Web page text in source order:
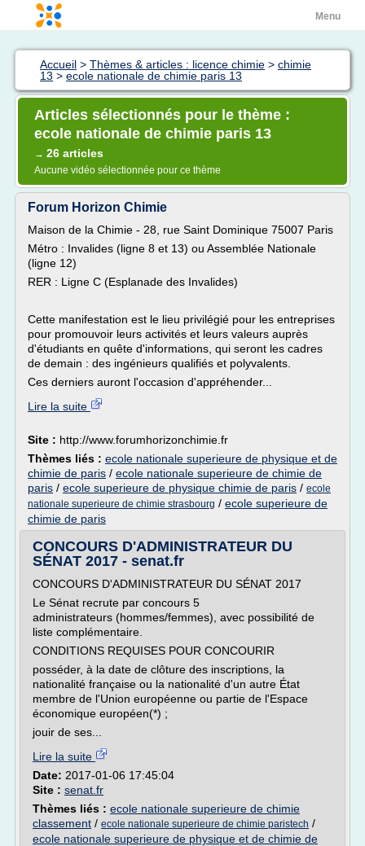
Menu
Accueil > Thèmes & articles : licence chimie > chimie
13 > ecole nationale de chimie paris 13
Articles sélectionnés pour le thème :
ecole nationale de chimie paris 13
→ 26 articles
Aucune vidéo sélectionnée pour ce thème
Forum Horizon Chimie
Maison de la Chimie - 28, rue Saint Dominique 75007 Paris
Métro : Invalides (ligne 8 et 13) ou Assemblée Nationale
(ligne 12)
RER : Ligne C (Esplanade des Invalides)
Cette manifestation est le lieu privilégié pour les entreprises
pour promouvoir leurs activités et leurs valeurs auprès
d'étudiants en quête d'informations, qui seront les cadres
de demain : des ingénieurs qualifiés et polyvalents.
Ces derniers auront l'occasion d'appréhender...
Lire la suite
Site : http://www.forumhorizonchimie.fr
Thèmes liés : ecole nationale superieure de physique et de
chimie de paris / ecole nationale superieure de chimie de
paris / ecole superieure de physique chimie de paris / ecole
nationale superieure de chimie strasbourg / ecole superieure de
chimie de paris
CONCOURS D'ADMINISTRATEUR DU
SÉNAT 2017 - senat.fr
CONCOURS D'ADMINISTRATEUR DU SÉNAT 2017
Le Sénat recrute par concours 5
administrateurs (hommes/femmes), avec possibilité de
liste complémentaire.
CONDITIONS REQUISES POUR CONCOURIR
posséder, à la date de clôture des inscriptions, la
nationalité française ou la nationalité d'un autre État
membre de l'Union européenne ou partie de l'Espace
économique européen(*) ;
jouir de ses...
Lire la suite
Date: 2017-01-06 17:45:04
Site : senat.fr
Thèmes liés : ecole nationale superieure de chimie
classement / ecole nationale superieure de chimie paristech /
ecole nationale superieure de physique et de chimie de